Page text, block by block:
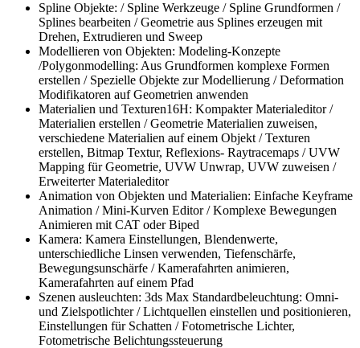
Spline Objekte: / Spline Werkzeuge / Spline Grundformen /
Splines bearbeiten / Geometrie aus Splines erzeugen mit
Drehen, Extrudieren und Sweep
Modellieren von Objekten: Modeling-Konzepte
/Polygonmodelling: Aus Grundformen komplexe Formen
erstellen / Spezielle Objekte zur Modellierung / Deformation
Modifikatoren auf Geometrien anwenden
Materialien und Texturen16H: Kompakter Materialeditor /
Materialien erstellen / Geometrie Materialien zuweisen,
verschiedene Materialien auf einem Objekt / Texturen
erstellen, Bitmap Textur, Reflexions- Raytracemaps / UVW
Mapping für Geometrie, UVW Unwrap, UVW zuweisen /
Erweiterter Materialeditor
Animation von Objekten und Materialien: Einfache Keyframe
Animation / Mini-Kurven Editor / Komplexe Bewegungen
Animieren mit CAT oder Biped
Kamera: Kamera Einstellungen, Blendenwerte,
unterschiedliche Linsen verwenden, Tiefenschärfe,
Bewegungsunschärfe / Kamerafahrten animieren,
Kamerafahrten auf einem Pfad
Szenen ausleuchten: 3ds Max Standardbeleuchtung: Omni-
und Zielspotlichter / Lichtquellen einstellen und positionieren,
Einstellungen für Schatten / Fotometrische Lichter,
Fotometrische Belichtungssteuerung